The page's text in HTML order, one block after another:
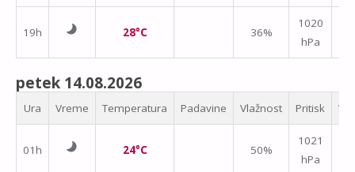
19h 28°C 36%
1020
hPa
petek 14.08.2026
Ura Vreme Temperatura Padavine Vlažnost Pritisk
01h 24°C 50%
1021
hPa